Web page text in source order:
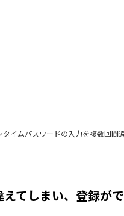
タイムパスワードの入力を複数回間
てしまい、登録が